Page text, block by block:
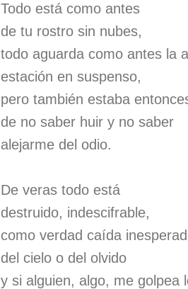
Todo está como antes
de tu rostro sin nubes,
todo aguarda como antes la
estación en suspenso,
pero también estaba
de no saber huir y no saber
alejarme del odio.
De veras todo está
destruido, indescifrable,
como verdad caída
del cielo o del olvido
y si alguien, algo, me golpea